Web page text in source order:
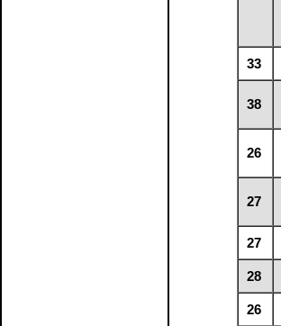
33
38
26
27
27
28
26